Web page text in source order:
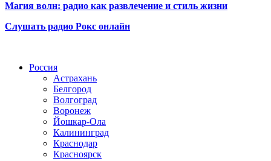
Магия волн: радио как развлечение и стиль жизни
Слушать радио Рокс онлайн
Россия
Астрахань
Белгород
Волгоград
Воронеж
Йошкар-Ола
Калининград
Краснодар
Красноярск